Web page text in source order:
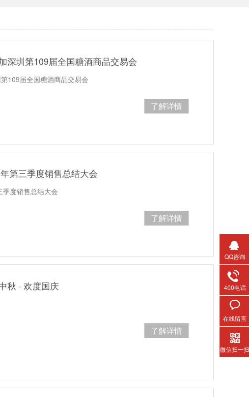
深圳第109届全国糖酒商品交易会
109届全国糖酒商品交易会
了解详情
第三季度销售总结大会
季度销售总结大会
了解详情
秋 · 欢度国庆
了解详情
QQ咨询
400电话
在线留言
微信扫一扫